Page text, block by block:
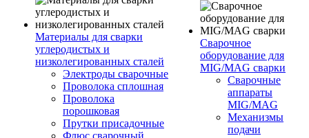
Материалы для сварки
углеродистых и
низколегированных сталей
Электроды сварочные
Проволока сплошная
Проволока
порошковая
Прутки присадочные
Флюс сварочный
Сварочное
оборудование для
MIG/MAG сварки
Сварочные
аппараты
MIG/MAG
Механизмы
подачи